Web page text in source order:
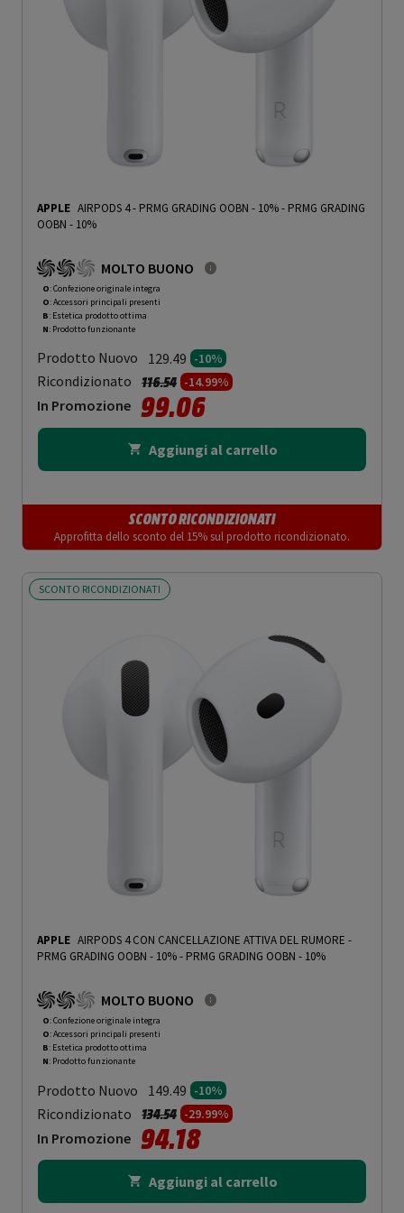
APPLE AIRPODS 4 - PRMG GRADING OOBN - 10%- PRMG GRADING
OOBN - 10%
MOLTO BUONO
O: Confezione originale integra
O: Accessori principali presenti
B: Estetica prodotto ottima
N: Prodotto funzionante
Prodotto Nuovo 129.49 -10%
Ricondizionato Prezzo ridotto da
116.54a-14.99%
In Promozione 99.06
Aggiungi al carrello
SCONTO RICONDIZIONATI
Approfitta dello sconto del 15% sul prodotto ricondizionato.
SCONTO RICONDIZIONATI
APPLE AIRPODS 4 CON CANCELLAZIONE ATTIVA DEL RUMORE -
PRMG GRADING OOBN - 10%- PRMG GRADING OOBN - 10%
MOLTO BUONO
O: Confezione originale integra
O: Accessori principali presenti
B: Estetica prodotto ottima
N: Prodotto funzionante
Prodotto Nuovo 149.49 -10%
Ricondizionato Prezzo ridotto da
134.54a-29.99%
In Promozione 94.18
Aggiungi al carrello